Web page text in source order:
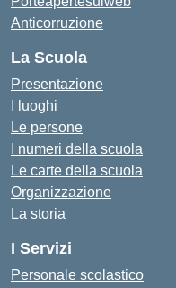
Anticorruzione
La Scuola
Presentazione
I luoghi
Le persone
I numeri della scuola
Le carte della scuola
Organizzazione
La storia
I Servizi
Personale scolastico